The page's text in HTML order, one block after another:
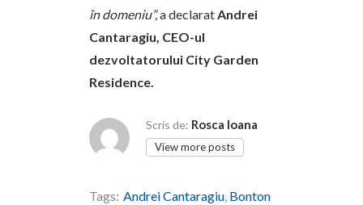
în domeniu”,a declaratAndrei
Cantaragiu, CEO-ul
dezvoltatorului City Garden
Residence.
Scris de: Rosca Ioana
View more posts
Tags: Andrei Cantaragiu, Bonton